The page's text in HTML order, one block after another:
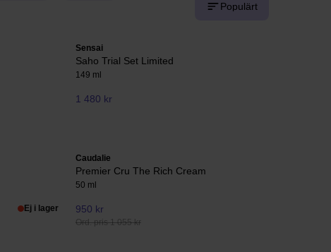
Populärt
Sensai
Saho Trial Set Limited
149 ml
1 480 kr
Ej i lager
Caudalie
Premier Cru The Rich Cream
50 ml
950 kr
Ord. pris 1 055 kr